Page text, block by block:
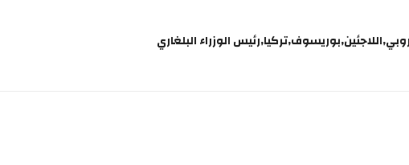
اللاجئين بوريسوفتركيا رئيس الوزراء البلغاري